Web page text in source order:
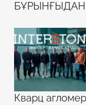
БҰРЫНҒЫДАН
Кварц